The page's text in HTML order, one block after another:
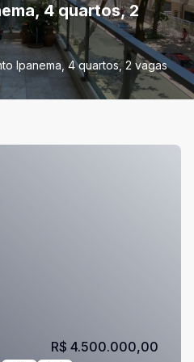
4 quartos, 2
Ipanema, 4 quartos, 2 vagas
R$ 4.500.000,00